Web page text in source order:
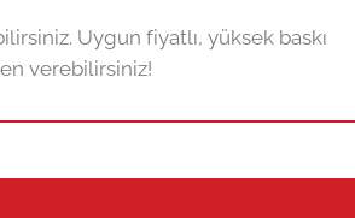
Uygun fiyatlı, yüksek baskı
verebilirsiniz!